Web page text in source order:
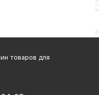
товаров для